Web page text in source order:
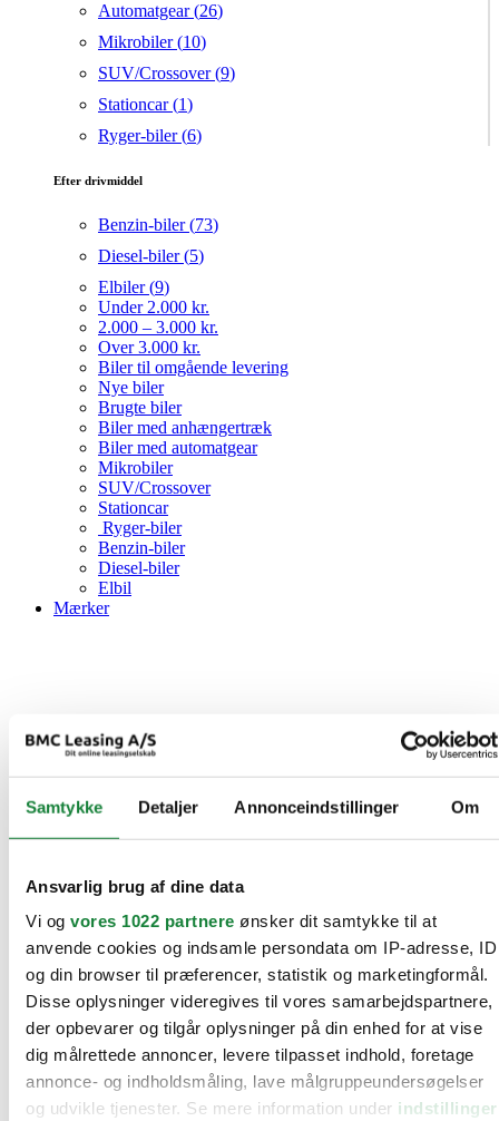
Samtykke Detaljer Annonceindstillinger Om
Ansvarlig brug af dine data
Vi og vores 1022 partnere ønsker dit samtykke til at
anvende cookies og indsamle persondata om IP-adresse, ID
og din browser til præferencer, statistik og marketingformål.
Disse oplysninger videregives til vores samarbejdspartnere,
der opbevarer og tilgår oplysninger på din enhed for at vise
dig målrettede annoncer, levere tilpasset indhold, foretage
annonce- og indholdsmåling, lave målgruppeundersøgelser
og udvikle tjenester. Se mere information under indstillinger
Automatgear (26)
Mikrobiler (10)
SUV/Crossover (9)
Stationcar (1)
Ryger-biler (6)
Efter drivmiddel
Benzin-biler (73)
Diesel-biler (5)
Elbiler (9)
Under 2.000 kr.
2.000 – 3.000 kr.
Over 3.000 kr.
Biler til omgående levering
Nye biler
Brugte biler
Biler med anhængertræk
Biler med automatgear
Mikrobiler
SUV/Crossover
Stationcar
Ryger-biler
Benzin-biler
Diesel-biler
Elbil
Mærker